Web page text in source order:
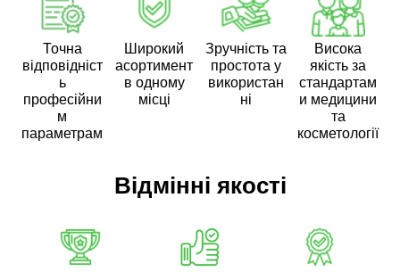
Точна
відповідніст
ь
професійни
м
параметрам
Широкий
асортимент
в одному
місці
Зручність та
простота у
використан
ні
Висока
якість за
стандартам
и медицини
та
косметології
Відмінні якості